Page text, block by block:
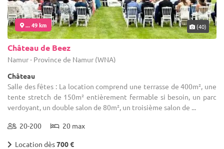
... 49 km (40)
Château de Beez
Namur - Province de Namur (WNA)
Château
Salle des fêtes : La location comprend une terrasse de 400m², une
tente stretch de 150m² entièrement fermable si besoin, un parc
verdoyant, un double salon de 80m², un troisième salon de ...
20-200 20 max
Location dès700 €